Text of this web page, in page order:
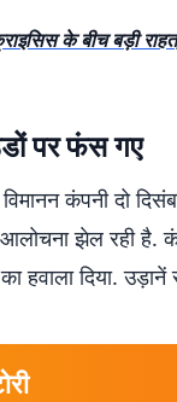
के बीच बड़ी राहत,
पर फंस गए
कंपनी दो
झेल रही है.
दिया. उड़ानें